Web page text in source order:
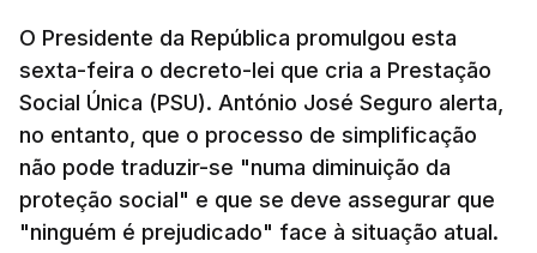
O Presidente da República promulgou esta
sexta-feira o decreto-lei que cria a Prestação
Social Única (PSU). António José Seguro alerta,
no entanto, que o processo de simplificação
não pode traduzir-se "numa diminuição da
proteção social" e que se deve assegurar que
"ninguém é prejudicado" face à situação atual.